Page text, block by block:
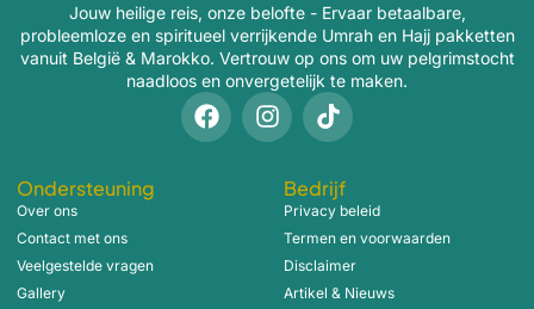
Jouw heilige reis, onze belofte - Ervaar betaalbare,
probleemloze en spiritueel verrijkende Umrah en Hajj pakketten
vanuit België & Marokko. Vertrouw op ons om uw pelgrimstocht
naadloos en onvergetelijk te maken.
Ondersteuning
Over ons
Contact met ons
Veelgestelde vragen
Gallery
Bedrijf
Privacy beleid
Termen en voorwaarden
Disclaimer
Artikel & Nieuws